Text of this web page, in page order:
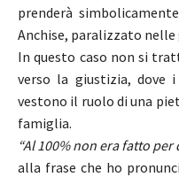
prenderà
Anchise, paralizzato nelle
In questo caso non si
verso la giustizia, dove
vestono il ruolo di una
famiglia.
“Al 100% non era fatto
alla frase che ho